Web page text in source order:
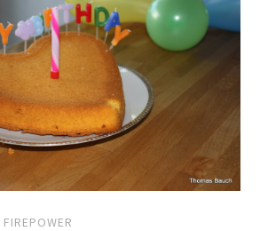
FIREPOWER